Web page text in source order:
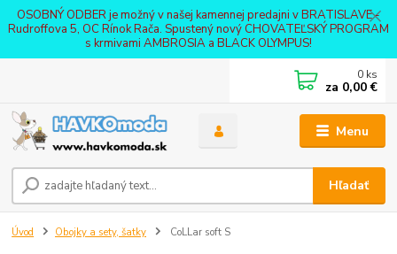
OSOBNÝ ODBER je možný v našej kamennej predajni v BRATISLAVE -
Rudroffova 5, OC Rínok Rača. Spustený nový CHOVATEĽSKÝ PROGRAM
s krmivami AMBROSIA a BLACK OLYMPUS!
Menu
Hľadať
0 ks
za 0,00 €
Úvod Obojky a sety, šatky CoLLar soft S